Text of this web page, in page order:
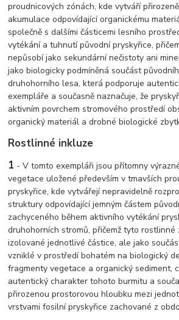
proudnicových zónách, kde vytváří
akumulace odpovídající organickému
společně s dalšími částicemi lesního
vytékání a tuhnutí původní pryskyřice,
nepůsobí jako sekundární nečistoty ani
jako biologicky podmíněná součást
druhohorního lesa, která podporuje
exempláře a současně naznačuje, že
aktivním povrchem stromového prostředí
organický materiál a drobné biologické
Rostlinné inkluze
1 - V tomto exempláři jsou přítomny
vegetace uložené především v tmavších
pryskyřice, kde vytvářejí nepravidelně
struktury odpovídající jemným částem
zachyceného během aktivního vytékání
druhohorních stromů, přičemž tyto rostlinné
izolované jednotlivé částice, ale jako
vzniklé v prostředí bohatém na biologický
fragmenty vegetace a organický sediment,
autentický charakter tohoto burmitu a
přirozenou prostorovou hloubku mezi
vrstvami fosilní pryskyřice zachované z